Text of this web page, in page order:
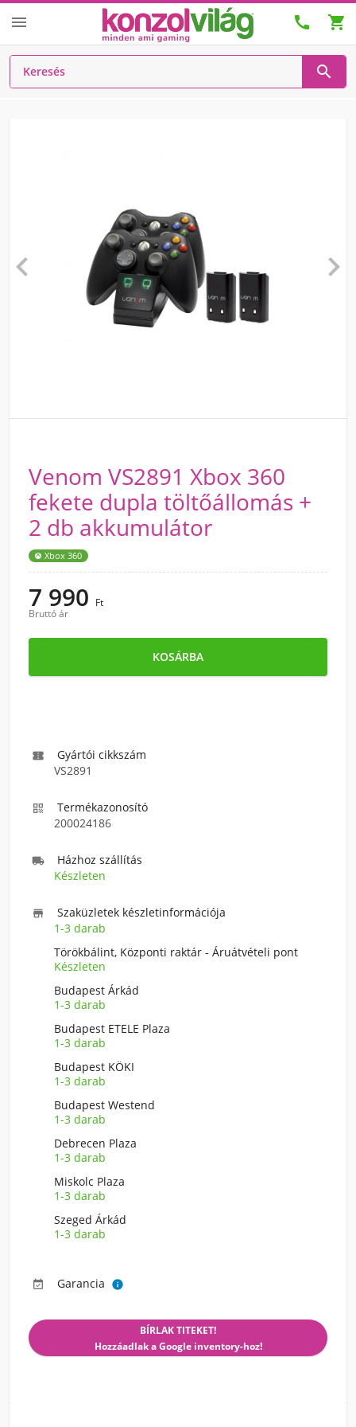
  

 
Venom VS2891 Xbox 360
fekete dupla töltőállomás +
2 db akkumulátor
Xbox 360
7 990 Ft
Bruttó ár
KOSÁRBA

Gyártói cikkszám
VS2891

Termékazonosító
200024186

Házhoz szállítás
Készleten

Szaküzletek készletinformációja
1-3 darab
Törökbálint, Központi raktár - Áruátvételi pont
Készleten
Budapest Árkád
1-3 darab
Budapest ETELE Plaza
1-3 darab
Budapest KÖKI
1-3 darab
Budapest Westend
1-3 darab
Debrecen Plaza
1-3 darab
Miskolc Plaza
1-3 darab
Szeged Árkád
1-3 darab
 Garancia 
BÍRLAK TITEKET!
Hozzáadlak a Google inventory-hoz!